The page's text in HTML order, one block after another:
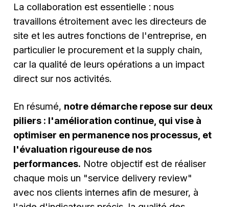
La collaboration est essentielle : nous
travaillons étroitement avec les directeurs de
site et les autres fonctions de l'entreprise, en
particulier le procurement et la supply chain,
car la qualité de leurs opérations a un impact
direct sur nos activités.
En résumé, notre démarche repose sur deux
piliers : l'amélioration continue, qui vise à
optimiser en permanence nos processus, et
l'évaluation rigoureuse de nos
performances. Notre objectif est de réaliser
chaque mois un "service delivery review"
avec nos clients internes afin de mesurer, à